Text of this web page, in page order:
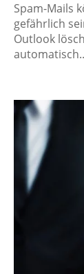
Spam-Mails
gefährlich
Outlook